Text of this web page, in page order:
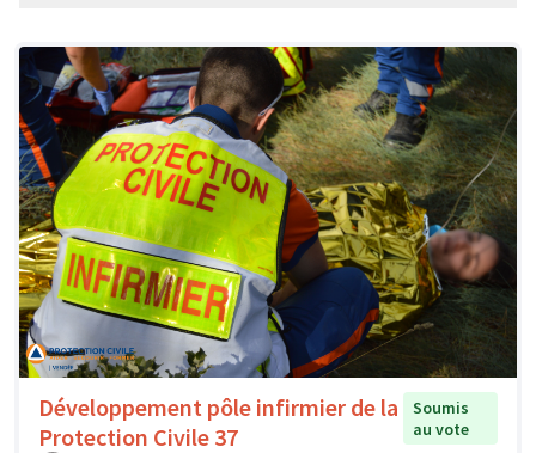
Développement pôle infirmier de la
Protection Civile 37
Soumis
au vote